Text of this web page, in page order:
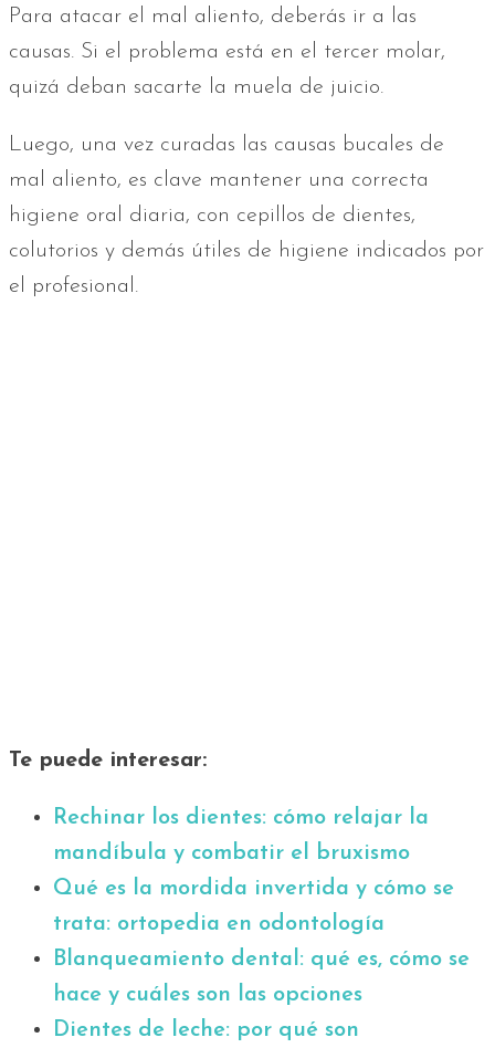
Para atacar el mal aliento, deberás ir a las
causas. Si el problema está en el tercer molar,
quizá deban sacarte la muela de juicio.
Luego, una vez curadas las causas bucales de
mal aliento, es clave mantener una correcta
higiene oral diaria, con cepillos de dientes,
colutorios y demás útiles de higiene indicados por
el profesional.
Te puede interesar:
Rechinar los dientes: cómo relajar la
mandíbula y combatir el bruxismo
Qué es la mordida invertida y cómo se
trata: ortopedia en odontología
Blanqueamiento dental: qué es, cómo se
hace y cuáles son las opciones
Dientes de leche: por qué son